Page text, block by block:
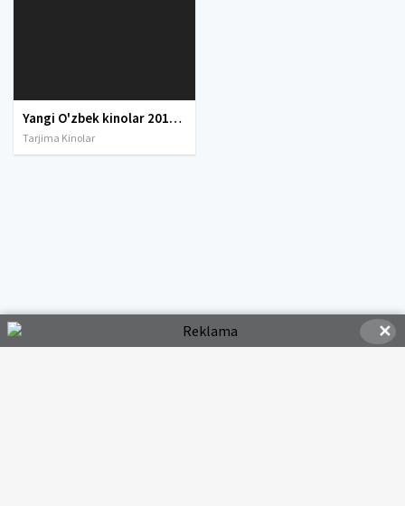
Yangi O'zbek kinolar 2010-2011-2012-2013-2014-2015-2016-2017-2018-2019-2020-2021-2022-2023-2024-2025 O'zbek tilida Uzbek tarjima Full HD
Tarjima Kinolar
✕